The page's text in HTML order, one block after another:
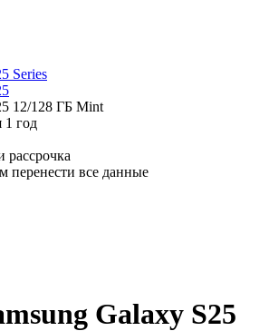
Series
12/128 ГБ Mint
1 год
рассрочка
перенести все данные
Galaxy S25